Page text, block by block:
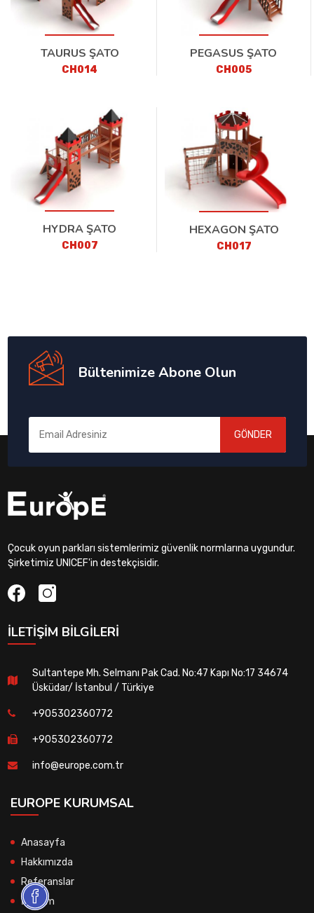
TAURUS ŞATO
CH014
PEGASUS ŞATO
CH005
HYDRA ŞATO
CH007
HEXAGON ŞATO
CH017
Bültenimize Abone Olun
GÖNDER
Çocuk oyun parkları sistemlerimiz güvenlik normlarına uygundur.
Şirketimiz UNICEF'in destekçisidir.
İLETIŞIM BILGILERI
Sultantepe Mh. Selmanı Pak Cad. No:47 Kapı No:17 34674
Üsküdar/ İstanbul / Türkiye
+905302360772
+905302360772
info@europe.com.tr
EUROPE KURUMSAL
Anasayfa
Hakkımızda
Referanslar
İletişim